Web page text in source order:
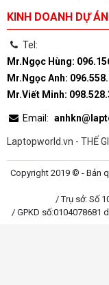
KINH DOANH DỰ ÁN
Tel:
Mr.Ngọc Hùng:
Mr.Ngọc Anh:
Mr.Viết Minh:
Email:
Laptopworld.vn - THẾ
Copyright 2019 © - Bản
/ Trụ sở: Số
/ GPKD số:0104078681